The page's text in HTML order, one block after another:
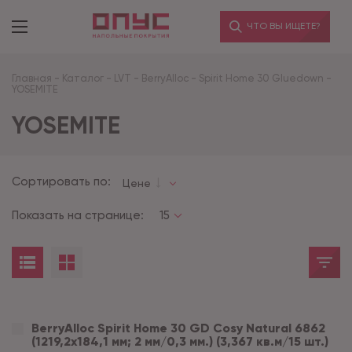
ЧТО ВЫ ИЩЕТЕ?
Главная - Каталог - LVT - BerryAlloc - Spirit Home 30 Gluedown -
YOSEMITE
YOSEMITE
Сортировать по: Цене
Показать на странице: 15
BerryAlloc Spirit Home 30 GD Cosy Natural 6862
(1219,2x184,1 мм; 2 мм/0,3 мм.) (3,367 кв.м/15 шт.)